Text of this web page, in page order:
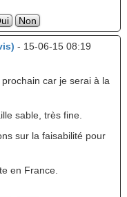
Non
- 15-06-15 08:19
car je serai à la
sable, très fine.
sur la faisabilité pour
en France.